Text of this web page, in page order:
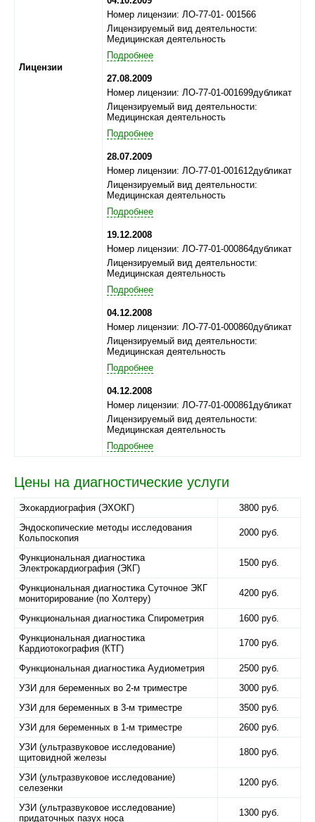
Лицензии
Номер лицензии: ЛО-77-01- 001566
Лицензируемый вид деятельности:
Медицинская деятельность
Подробнее
27.08.2009
Номер лицензии: ЛО-77-01-001699дубликат
Лицензируемый вид деятельности:
Медицинская деятельность
Подробнее
28.07.2009
Номер лицензии: ЛО-77-01-001612дубликат
Лицензируемый вид деятельности:
Медицинская деятельность
Подробнее
19.12.2008
Номер лицензии: ЛО-77-01-000864дубликат
Лицензируемый вид деятельности:
Медицинская деятельность
Подробнее
04.12.2008
Номер лицензии: ЛО-77-01-000860дубликат
Лицензируемый вид деятельности:
Медицинская деятельность
Подробнее
04.12.2008
Номер лицензии: ЛО-77-01-000861дубликат
Лицензируемый вид деятельности:
Медицинская деятельность
Подробнее
Цены на диагностические услуги
Эхокардиография (ЭХОКГ)
3800 руб.
Эндоскопические методы исследования
Кольпоскопия
2000 руб.
Функциональная диагностика
Электрокардиография (ЭКГ)
1500 руб.
Функциональная диагностика Суточное ЭКГ
мониторирование (по Холтеру)
4200 руб.
Функциональная диагностика Спирометрия
1600 руб.
Функциональная диагностика
Кардиотокография (КТГ)
1700 руб.
Функциональная диагностика Аудиометрия
2500 руб.
УЗИ для беременных во 2-м триместре
3000 руб.
УЗИ для беременных в 3-м триместре
3500 руб.
УЗИ для беременных в 1-м триместре
2600 руб.
УЗИ (ультразвуковое исследование)
щитовидной железы
1800 руб.
УЗИ (ультразвуковое исследование)
селезенки
1200 руб.
УЗИ (ультразвуковое исследование)
придаточных пазух носа
1300 руб.